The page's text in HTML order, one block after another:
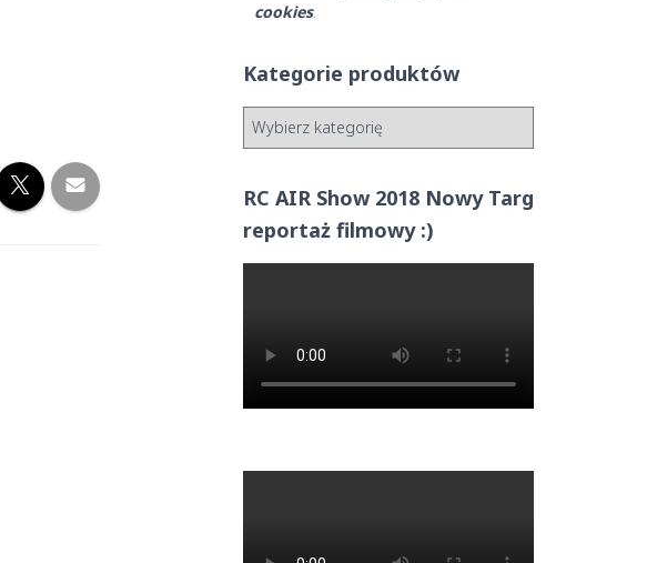
cookies.
Kategorie produktów
RC AIR Show 2018 Nowy Targ
reportaż filmowy :)